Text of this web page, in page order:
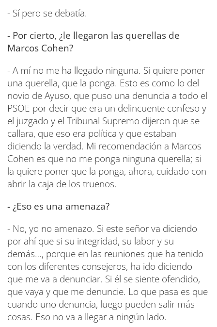
- Sí pero se debatía.
- Por cierto, ¿le llegaron las querellas de
Marcos Cohen?
- A mí no me ha llegado ninguna. Si quiere poner
una querella, que la ponga. Esto es como lo del
novio de Ayuso, que puso una denuncia a todo el
PSOE por decir que era un delincuente confeso y
el juzgado y el Tribunal Supremo dijeron que se
callara, que eso era política y que estaban
diciendo la verdad. Mi recomendación a Marcos
Cohen es que no me ponga ninguna querella; si
la quiere poner que la ponga, ahora, cuidado con
abrir la caja de los truenos.
- ¿Eso es una amenaza?
- No, yo no amenazo. Si este señor va diciendo
por ahí que si su integridad, su labor y su
demás…, porque en las reuniones que ha tenido
con los diferentes consejeros, ha ido diciendo
que me va a denunciar. Si él se siente ofendido,
que vaya y que me denuncie. Lo que pasa es que
cuando uno denuncia, luego pueden salir más
cosas. Eso no va a llegar a ningún lado.